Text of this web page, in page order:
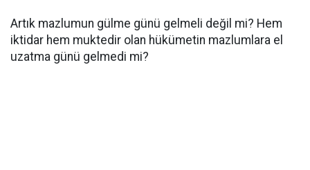
Artık mazlumun gülme günü gelmeli değil mi? Hem
iktidar hem muktedir olan hükümetin mazlumlara el
uzatma günü gelmedi mi?